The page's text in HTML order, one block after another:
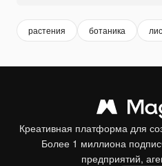
растения ботаника
Креативная платформа для
Более 1 миллиона
предприятий,